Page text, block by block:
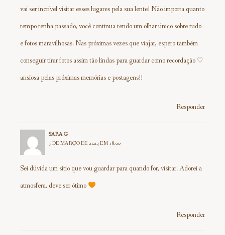
vai ser incrível visitar esses lugares pela sua lente! Não importa quanto
tempo tenha passado, você continua tendo um olhar único sobre tudo
e fotos maravilhosas. Nas próximas vezes que viajar, espero também
conseguir tirar fotos assim tão lindas para guardar como recordação ♡
ansiosa pelas próximas memórias e postagens!!
Responder
SARA G
7 DE MARÇO DE 2023 EM 18:00
Sei dúvida um sítio que vou guardar para quando for, visitar. Adorei a
atmosfera, deve ser ótimo
Responder